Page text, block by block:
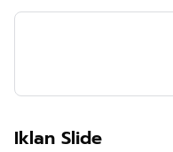
Iklan Slide